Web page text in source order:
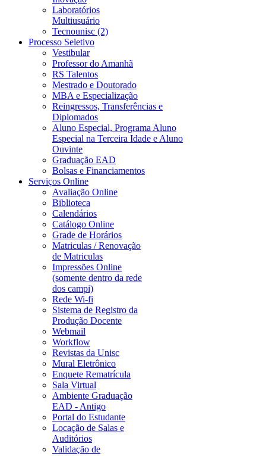
Laboratórios
Multiusuário
Tecnounisc (2)
Processo Seletivo
Vestibular
Professor do Amanhã
RS Talentos
Mestrado e Doutorado
MBA e Especialização
Reingressos, Transferências e
Diplomados
Aluno Especial, Programa Aluno
Especial na Terceira Idade e Aluno
Ouvinte
Graduação EAD
Bolsas e Financiamentos
Serviços Online
Avaliação Online
Biblioteca
Calendários
Catálogo Online
Grade de Horários
Matriculas / Renovação
de Matriculas
Impressões Online
(somente dentro da rede
dos campi)
Rede Wi-fi
Sistema de Registro da
Produção Docente
Webmail
Workflow
Revistas da Unisc
Mural Eletrônico
Enquete Rematrícula
Sala Virtual
Ambiente Graduação
EAD - Antigo
Portal do Estudante
Locação de Salas e
Auditórios
Validação de